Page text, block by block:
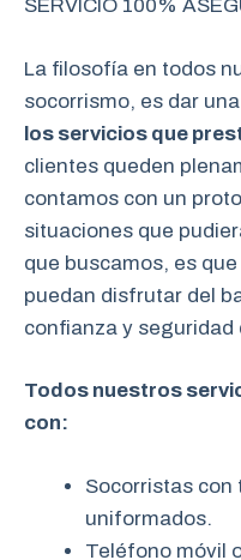
SERVICIO 100%
La filosofía en todos
socorrismo, es dar una
los servicios que
clientes queden
contamos con un
situaciones que
que buscamos, es
puedan disfrutar del
confianza y seguridad
Todos nuestros
con:
Socorristas con
uniformados.
Teléfono móvil